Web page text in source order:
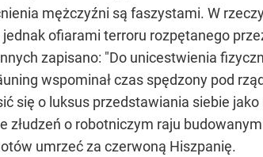
mężczyźni są faszystami. W
ofiarami terroru rozpętanego
zapisano: "Do unicestwienia
wspominał czas spędzony pod
się o luksus przedstawiania siebie
złudzeń o robotniczym raju
umrzeć za czerwoną Hiszpanię.